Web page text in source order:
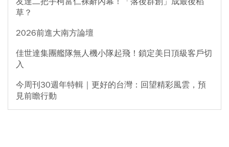
草？
2026前進大南方論壇
佳世達集團艦隊無人機小隊起飛！鎖定美日頂級客戶切
入
今周刊30週年特輯｜更好的台灣：回望精彩風雲，預
見前瞻行動